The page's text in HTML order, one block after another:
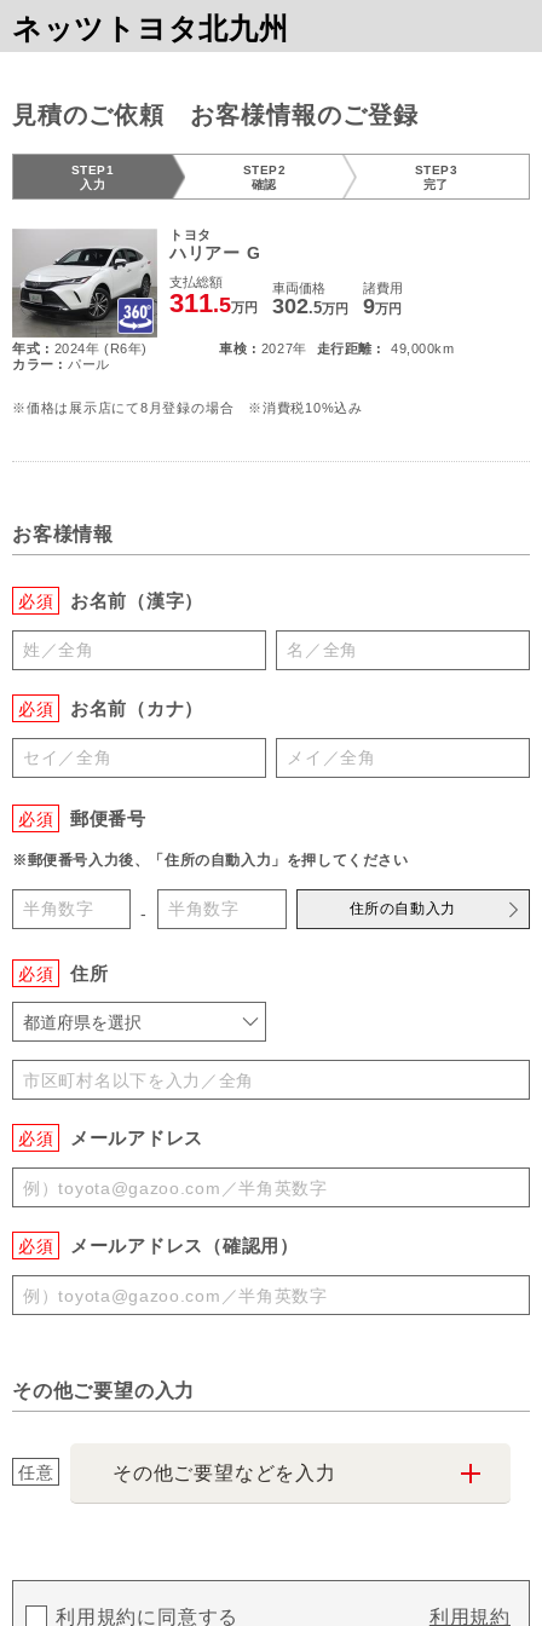
ネッツトヨタ北九州
見積のご依頼 お客様情報のご登録
STEP1
入力
STEP2
確認
STEP3
完了
トヨタ
ハリアー G
支払総額
311.5万円
車両価格
302.5万円
諸費用
9万円
年式 : 2024年 (R6年) 車検 : 2027年 走行距離 :
49,000km
カラー : パール
※価格は展示店にて8月登録の場合 ※消費税10%込み
お客様情報
必須 お名前（漢字）
必須 お名前（カナ）
必須 郵便番号
※郵便番号入力後、「住所の自動入力」を押してください
- 住所の自動入力
必須 住所
都道府県を選択
必須 メールアドレス
必須 メールアドレス（確認用）
その他ご要望の入力
任意 その他ご要望などを入力
利用規約に同意する 利用規約